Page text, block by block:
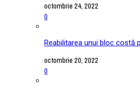
octombrie 24, 2022
0
Reabilitarea unui bloc costă
octombrie 20, 2022
0